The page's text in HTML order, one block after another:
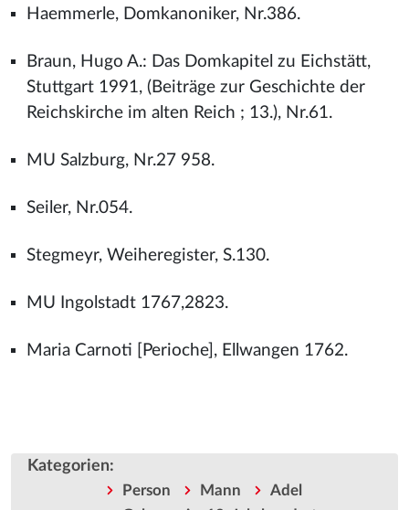
Haemmerle, Domkanoniker, Nr.386.
Braun, Hugo A.: Das Domkapitel zu Eichstätt,
Stuttgart 1991, (Beiträge zur Geschichte der
Reichskirche im alten Reich ; 13.), Nr.61.
MU Salzburg, Nr.27 958.
Seiler, Nr.054.
Stegmeyr, Weiheregister, S.130.
MU Ingolstadt 1767,2823.
Maria Carnoti [Perioche], Ellwangen 1762.
Kategorien:
Person Mann
Adel